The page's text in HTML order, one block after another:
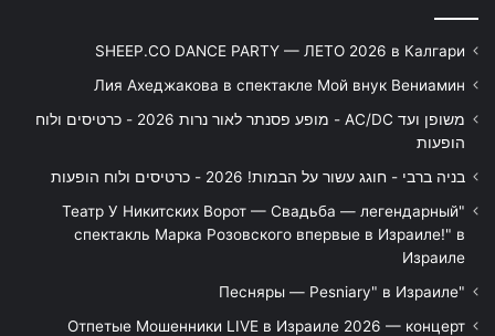
SHEEP.CO DANCE PARTY — ЛЕТО 2026 в Калгари
Лия Ахеджакова в спектакле Мой внук Вениамин
משופן ועד AC/DC - מופע פסנתר לאור נרות 2026 - כרטיסים ולוח
הופעות
בניה ברבי - חוגג עשור על הבמות! 2026 - כרטיסים ולוח הופעות
"Театр У Никитских Ворот — Свадьба — легендарный
спектакль Марка Розовского впервые в Израиле!" в
Израиле
"Песняры — Pesniary" в Израиле
Отпетые Мошенники LIVE в Израиле 2026 — концерт